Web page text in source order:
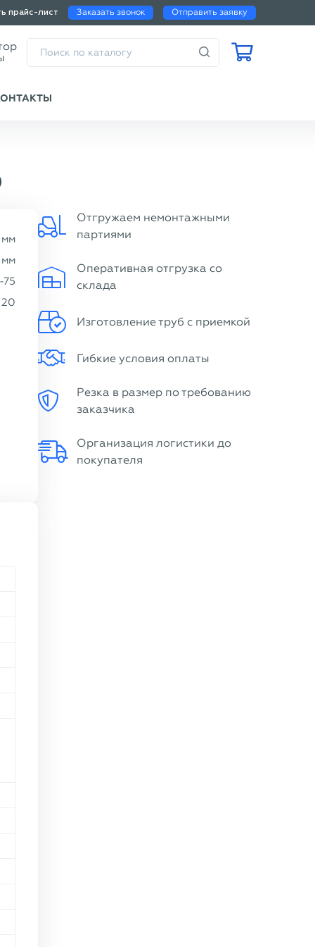
прайс-лист Заказать звонок Отправить заявку
Калькулятор
мм
мм
75
20
Отгружаем немонтажными
партиями
Оперативная отгрузка со
склада
Изготовление труб с приемкой
Гибкие условия оплаты
Резка в размер по требованию
заказчика
Организация логистики до
покупателя